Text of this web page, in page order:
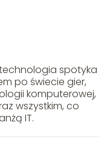
spotyka
po świecie gier,
komputerowej,
wszystkim, co
IT.